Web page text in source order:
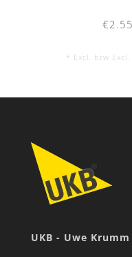
* Excl. btw
UKB - Uwe Krumm